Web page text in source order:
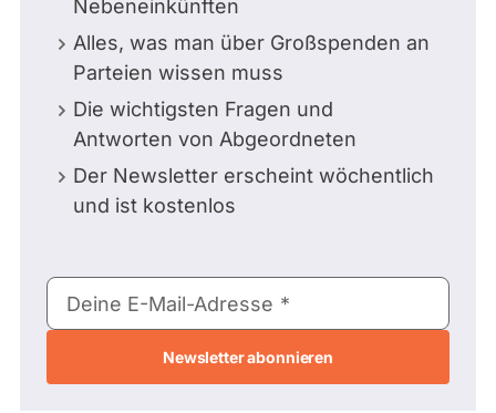
Nebeneinkünften
Alles, was man über Großspenden an
Parteien wissen muss
Die wichtigsten Fragen und
Antworten von Abgeordneten
Der Newsletter erscheint wöchentlich
und ist kostenlos
E-
Mail-
Deine E-Mail-Adresse